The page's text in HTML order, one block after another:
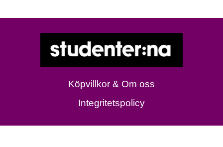
Köpvillkor & Om oss
Integritetspolicy